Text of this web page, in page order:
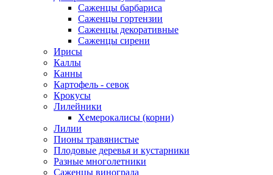
Саженцы барбариса
Саженцы гортензии
Саженцы декоративные
Саженцы сирени
Ирисы
Каллы
Канны
Картофель - севок
Крокусы
Лилейники
Хемерокалисы (корни)
Лилии
Пионы травянистые
Плодовые деревья и кустарники
Разные многолетники
Саженцы винограда